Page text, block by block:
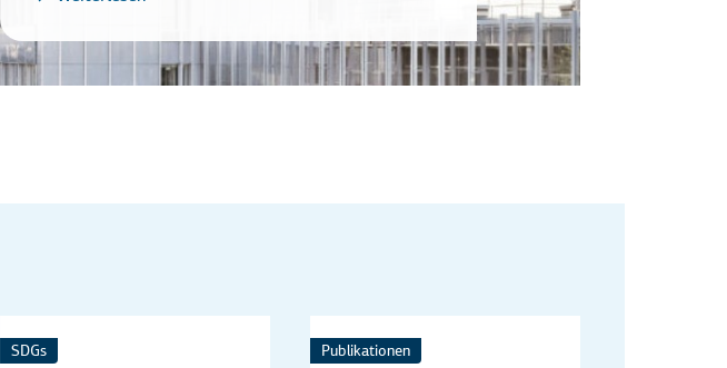
SDGs Publikationen